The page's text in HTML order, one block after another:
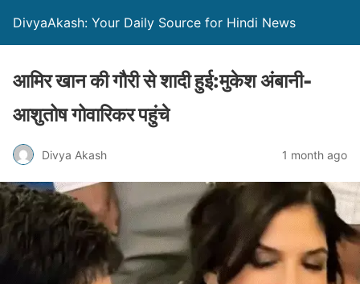
DivyaAkash: Your Daily Source for Hindi News
आमिर खान की गौरी से शादी हुई:मुकेश अंबानी-
आशुतोष गोवारिकर पहुंचे
Divya Akash 1 month ago